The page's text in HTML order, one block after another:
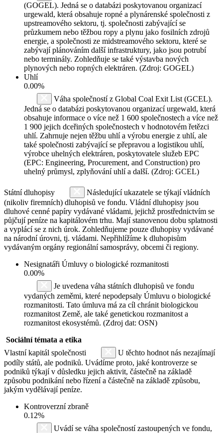
(GOGEL). Jedná se o databázi poskytovanou organizací
urgewald, která obsahuje ropné a plynárenské společnosti z
upstreamového sektoru, tj. společnosti zabývající se
průzkumem nebo těžbou ropy a plynu jako fosilních zdrojů
energie, a společnosti ze midstreamového sektoru, které se
zabývají plánováním další infrastruktury, jako jsou potrubí
nebo terminály. Zohledňuje se také výstavba nových
plynových nebo ropných elektráren. (Zdroj: GOGEL)
Uhlí
0.00%
Váha společností z Global Coal Exit List (GCEL).
Jedná se o databázi poskytovanou organizací urgewald, která
obsahuje informace o více než 1 600 společnostech a více než
1 900 jejich dceřiných společnostech v hodnotovém řetězci
uhlí. Zahrnuje nejen těžbu uhlí a výrobu energie z uhlí, ale
také společnosti zabývající se přepravou a logistikou uhlí,
výrobce uhelných elektráren, poskytovatele služeb EPC
(EPC: Engineering, Procurement, and Construction) pro
uhelný průmysl, zplyňování uhlí a další. (Zdroj: GCEL)
Státní dluhopisy
Následující ukazatele se týkají vládních
(nikoliv firemních) dluhopisů ve fondu. Vládní dluhopisy jsou
dluhové cenné papíry vydávané vládami, jejichž prostřednictvím se
půjčují peníze na kapitálovém trhu. Mají stanovenou dobu splatnosti
a vyplácí se z nich úrok. Zohledňujeme pouze dluhopisy vydávané
na národní úrovni, tj. vládami. Nepřihlížíme k dluhopisům
vydávaným orgány regionální samosprávy, obcemi či regiony.
Nesignatáři Úmluvy o biologické rozmanitosti
0.00%
Je uvedena váha státních dluhopisů ve fondu
vydaných zeměmi, které nepodepsaly Úmluvu o biologické
rozmanitosti. Tato úmluva má za cíl chránit biologickou
rozmanitost Země, ale také genetickou rozmanitost a
rozmanitost ekosystémů. (Zdroj dat: OSN)
Sociální témata a etika
Vlastní kapitál společnosti
U těchto hodnot nás nezajímají
podíly států, ale podniků. Uvádíme proto, jaké kontroverze se
podniků týkají v důsledku jejich aktivit, částečně na základě
způsobu podnikání nebo řízení a částečně na základě způsobu,
jakým vydělávají peníze.
Kontroverzní zbraně
0.12%
Uvádí se váha společností zastoupených ve fondu,